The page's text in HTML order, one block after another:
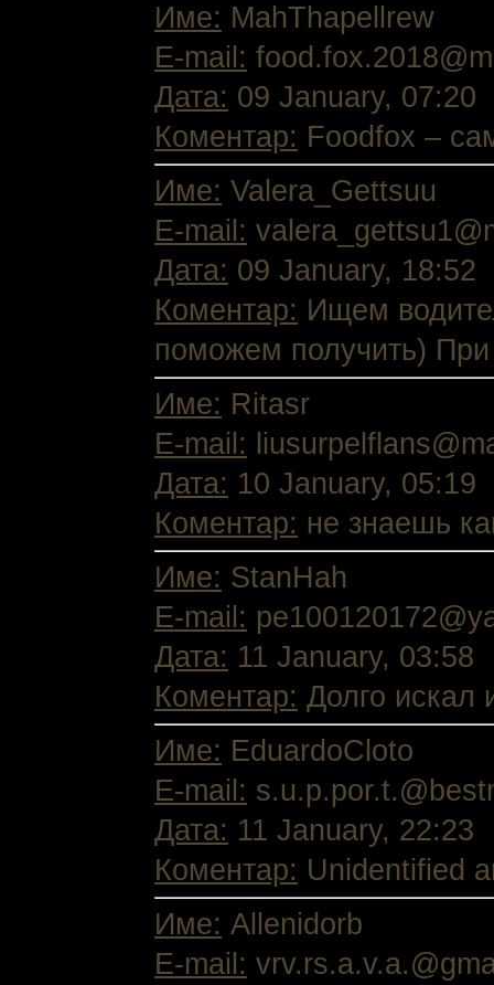
Име: MahThapellrew
E-mail:
Дата: 09 January, 07:20
Коментар: Foodfox –
Име: Valera_Gettsuu
E-mail:
Дата: 09 January, 18:52
Коментар: Ищем
поможем получить)
Име: Ritasr
E-mail:
Дата: 10 January, 05:19
Коментар: не знаешь
Име: StanHah
E-mail:
Дата: 11 January, 03:58
Коментар: Долго искал
Име: EduardoCloto
E-mail:
Дата: 11 January, 22:23
Коментар: Unidentified
Име: Allenidorb
E-mail: